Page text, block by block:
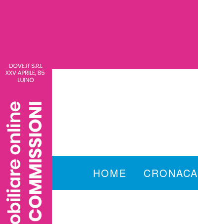
HOME CRONACA